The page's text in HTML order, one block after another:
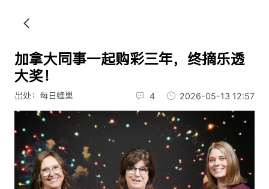
加拿大同事一起购彩三年，终摘乐透
大奖！
出处：每日蜂巢 4 2026-05-13 12:57